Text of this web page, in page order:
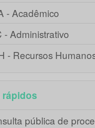
- Acadêmico
- Administrativo
- Recursos
pública de